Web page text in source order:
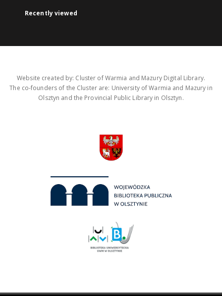
Recently viewed
Website created by: Cluster of Warmia and Mazury Digital Library.
The co-founders of the Cluster are: University of Warmia and Mazury in
Olsztyn and the Provincial Public Library in Olsztyn.